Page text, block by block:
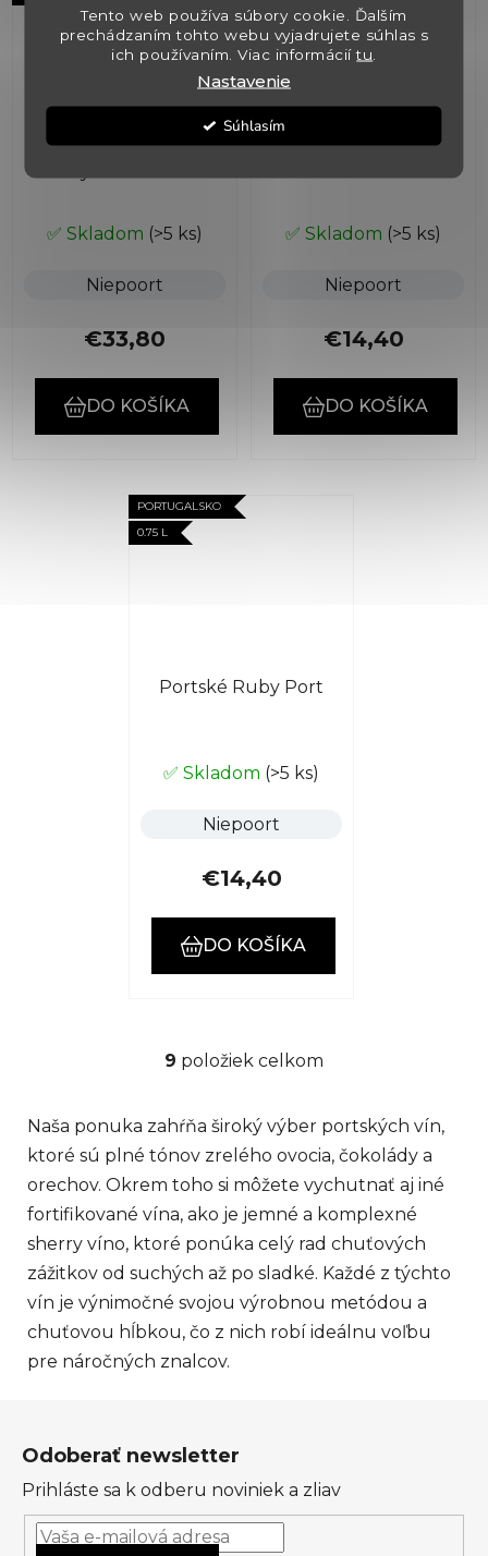
Tento web používa súbory cookie. Ďalším
prechádzaním tohto webu vyjadrujete súhlas s
ich používaním. Viac informáciítu
Nastavenie
Súhlasím
Portské 10 ročné
✅ Skladom (>5 ks)
Niepoort
€33,80
DO KOŠÍKA
Portské Tawny Port
✅ Skladom (>5 ks)
Niepoort
€14,40
DO KOŠÍKA
PORTUGALSKO
0.75 L
Portské Ruby Port
✅ Skladom (>5 ks)
Niepoort
€14,40
DO KOŠÍKA
O
l
á
d
a
c
i
e
p
r
v
i
s
u
9 položiek celkom
Naša ponuka zahŕňa široký výber portských vín,
ktoré sú plné tónov zrelého ovocia, čokolády a
orechov. Okrem toho si môžete vychutnať aj iné
fortifikované vína, ako je jemné a komplexné
sherry víno, ktoré ponúka celý rad chuťových
zážitkov od suchých až po sladké. Každé z týchto
vín je výnimočné svojou výrobnou metódou a
chuťovou hĺbkou, čo z nich robí ideálnu voľbu
pre náročných znalcov.
Odoberať newsletter
Prihláste sa k odberu noviniek a zliav